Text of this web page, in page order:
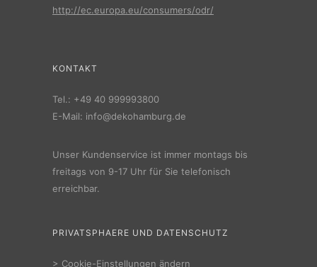
http://ec.europa.eu/consumers/odr/
KONTAKT
Tel.: +49 40 999993800
E-Mail: info@dekohamburg.de
Unser Kundenservice ist immer montags bis
freitags von 9-17 Uhr für Sie telefonisch
erreichbar.
PRIVATSPHAERE UND DATENSCHUTZ
> Cookie-Einstellungen ändern